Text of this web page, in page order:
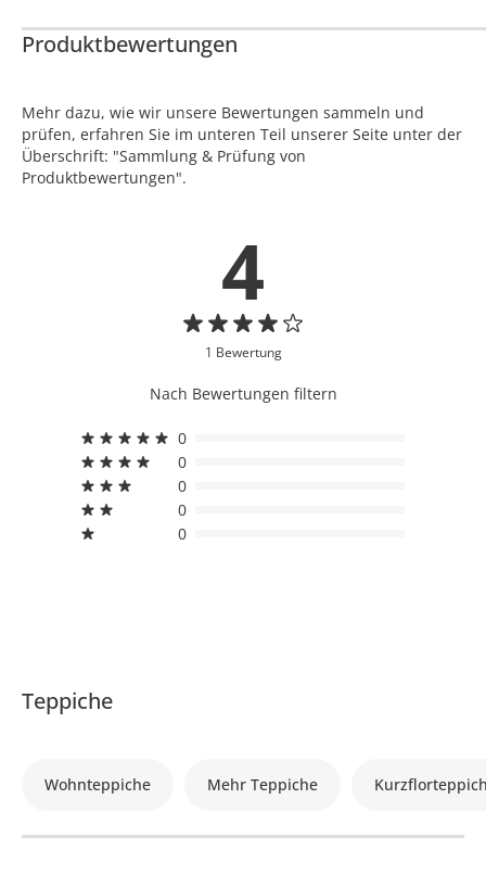
Produktbewertungen
Mehr dazu, wie wir unsere Bewertungen sammeln und
prüfen, erfahren Sie im unteren Teil unserer Seite unter der
Überschrift: "Sammlung & Prüfung von
Produktbewertungen".
4
1 Bewertung
Nach Bewertungen filtern
0
0
0
0
0
Teppiche
Wohnteppiche Mehr Teppiche